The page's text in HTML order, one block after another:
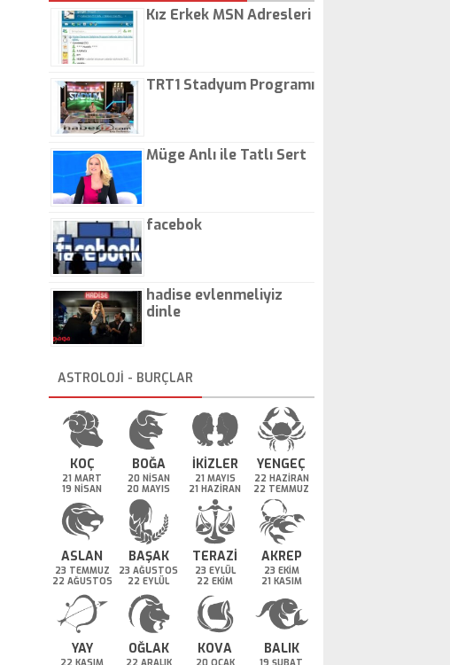
Kız Erkek MSN Adresleri
TRT1 Stadyum Programı
Müge Anlı ile Tatlı Sert
facebok
hadise evlenmeliyiz
dinle
ASTROLOJİ - BURÇLAR
KOÇ
21 MART
19 NİSAN
BOĞA
20 NİSAN
20 MAYIS
İKİZLER
21 MAYIS
21 HAZİRAN
YENGEÇ
22 HAZİRAN
22 TEMMUZ
ASLAN
23 TEMMUZ
22 AĞUSTOS
BAŞAK
23 AĞUSTOS
22 EYLÜL
TERAZİ
23 EYLÜL
22 EKİM
AKREP
23 EKİM
21 KASIM
YAY OĞLAK KOVA BALIK